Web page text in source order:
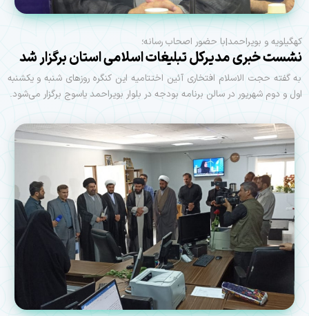
کهگیلویه و بویراحمد|با حضور اصحاب رسانه؛
نشست خبری مدیرکل تبلیغات اسلامی استان برگزار شد
به گفته حجت الاسلام افتخاری آئین اختتامیه این کنگره روزهای شنبه و یکشنبه
اول و دوم شهریور در سالن برنامه بودجه در بلوار بویراحمد یاسوج برگزار می‌شود.